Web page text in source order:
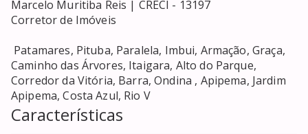
Marcelo Muritiba Reis | CRECI - 13197
Corretor de Imóveis
Caminho das Árvores, Itaigara, Alto do Parque,
Corredor da Vitória, Barra, Ondina , Apipema, Jardim
Apipema, Costa Azul, Rio V
Características